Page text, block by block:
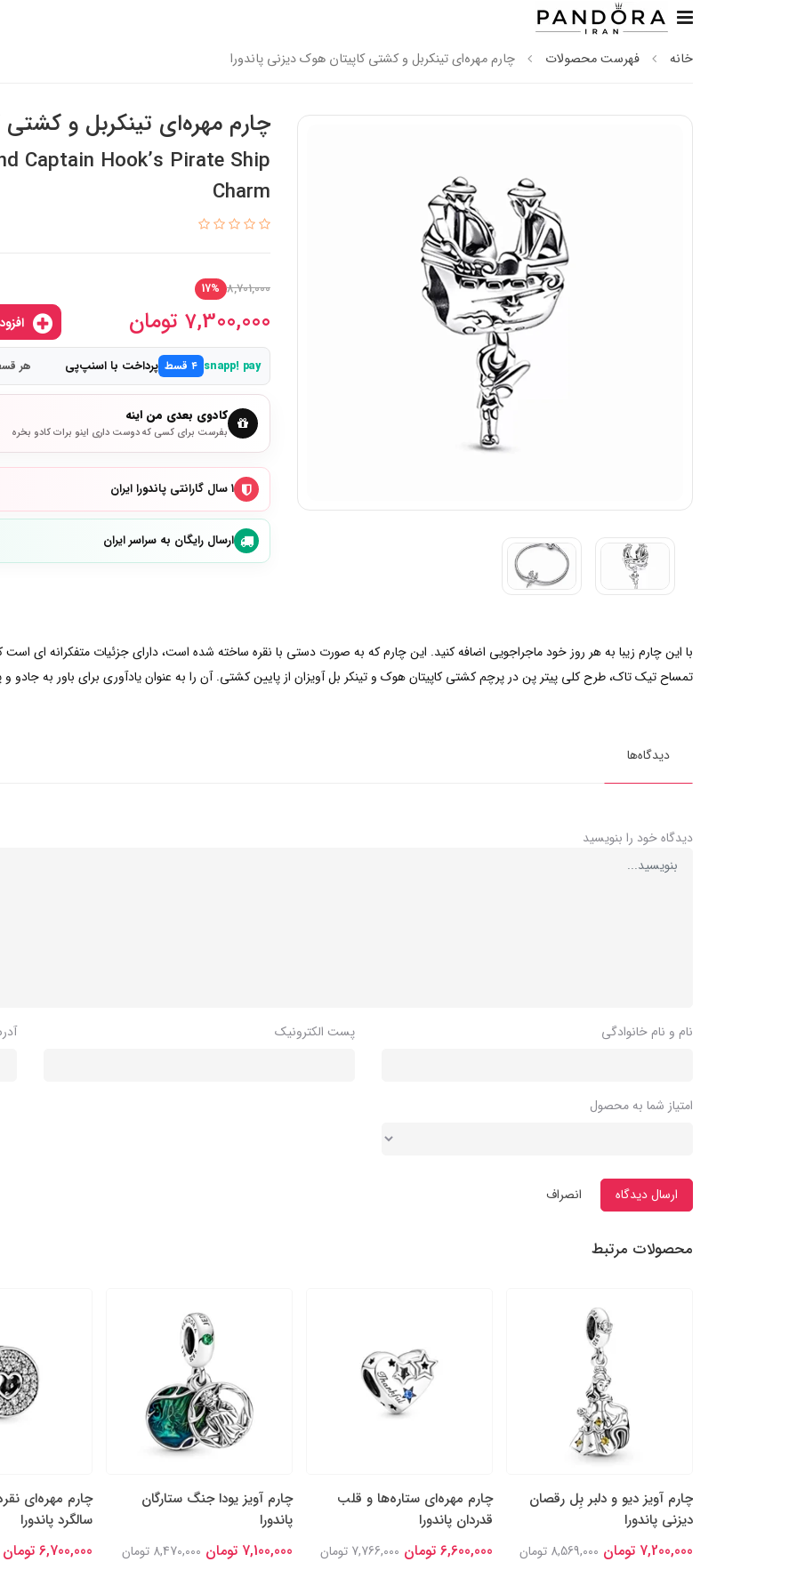
خانه فهرست محصولات چارم مهره‌ای تینکربل و کشتی کاپیتان هوک دیزنی پاندورا
چارم مهره‌ای تینکربل و کشتی
Captain Hook’s Pirate Ship
Charm
8,701,000
17%
7,300,000 تومان
snapp! pay ۴ قسط پرداخت با اسنپ‌پی هر قسط 1,825,000
کادوی بعدی من اینه
بفرست برای کسی که دوست داری اینو برات کادو بخره
۱ سال گارانتی پاندورا ایران
ارسال رایگان به سراسر ایران
با این چارم زیبا به هر روز خود ماجراجویی اضافه کنید. این چارم که به صورت دستی با نقره ساخته شده است، دارای جزئیات متفکرانه ای
تمساح تیک تاک، طرح کلی پیتر پن در پرچم کشتی کاپیتان هوک و تینکر بل آویزان از پایین کشتی. آن را به عنوان یادآوری برای باور به جادو
دیدگاه‌ها
دیدگاه خود را بنویسید
نام و نام خانوادگی پست الکترونیک
امتیاز شما به محصول
ارسال دیدگاه انصراف
محصولات مرتبط
چارم آویز دیو و دلبر بِل رقصان
دیزنی پاندورا
7,200,000 تومان 8,569,000 تومان
چارم مهره‌ای ستاره‌ها و قلب
قدردان پاندورا
6,600,000 تومان 7,766,000 تومان
چارم آویز یودا جنگ ستارگان
پاندورا
7,100,000 تومان 8,470,000 تومان
چارم مهره‌ای
سالگرد پاندورا
6,700,000 تومان